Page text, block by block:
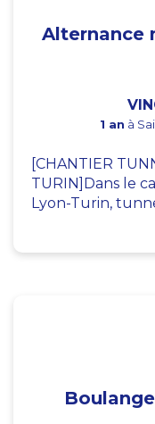
Alternance
1 an à
[CHANTIER
TURIN]Dans le
Lyon-Turin,